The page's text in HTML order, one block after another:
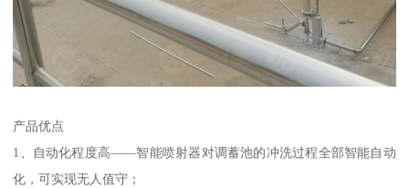
产品优点
1、自动化程度高——智能喷射器对调蓄池的冲洗过程全部智能自动
化，可实现无人值守；